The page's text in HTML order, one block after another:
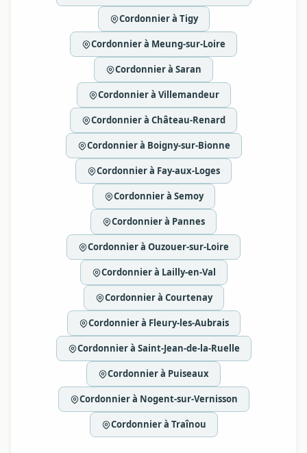
Cordonnier à Tigy
Cordonnier à Meung-sur-Loire
Cordonnier à Saran
Cordonnier à Villemandeur
Cordonnier à Château-Renard
Cordonnier à Boigny-sur-Bionne
Cordonnier à Fay-aux-Loges
Cordonnier à Semoy
Cordonnier à Pannes
Cordonnier à Ouzouer-sur-Loire
Cordonnier à Lailly-en-Val
Cordonnier à Courtenay
Cordonnier à Fleury-les-Aubrais
Cordonnier à Saint-Jean-de-la-Ruelle
Cordonnier à Puiseaux
Cordonnier à Nogent-sur-Vernisson
Cordonnier à Traînou